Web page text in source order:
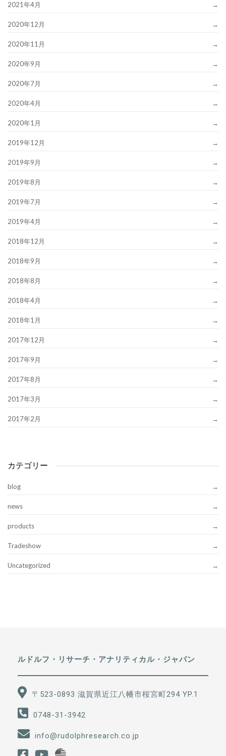
2021年4月
2020年12月
2020年11月
2020年9月
2020年7月
2020年4月
2020年1月
2019年12月
2019年9月
2019年8月
2019年7月
2019年4月
2018年12月
2018年9月
2018年8月
2018年4月
2018年1月
2017年12月
2017年9月
2017年8月
2017年3月
2017年2月
カテゴリー
blog
news
products
Tradeshow
Uncategorized
ルドルフ・リサーチ・アナリティカル・ジャパン
〒523-0893 滋賀県近江八幡市桜宮町294 YP.1
0748-31-3942
info@rudolphresearch.co.jp